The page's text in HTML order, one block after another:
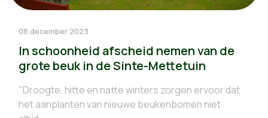
08 december 2023
In schoonheid afscheid nemen van de
grote beuk in de Sinte-Mettetuin
"Droogte, hitte en natte winters zorgen ervoor dat
het aanplanten van nieuwe beukenbomen niet